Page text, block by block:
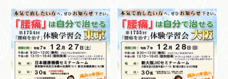
上開催しています。午前中はだ
れが参加しても無料です。午後
は会員限定で開催しています。
自分で慢性痛を治すためのメン
テナンス方法を指導していま
す。
上開催しています。午前中はだ
れが参加しても無料です。午後
は会員限定で開催しています。
自分で慢性痛を治すためのメン
テナンス方法を指導していま
す。